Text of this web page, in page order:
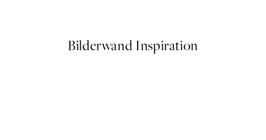
Bilderwand Inspiration